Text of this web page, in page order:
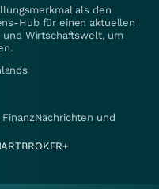
als den
Hub für einen aktuellen
und Wirtschaftswelt, um
FinanzNachrichten und